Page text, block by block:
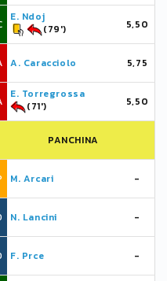
E. Ndoj
(79')
5,50
A. Caracciolo 5,75
E. Torregrossa
(71')
5,50
PANCHINA
M. Arcari -
N. Lancini -
F. Prce -